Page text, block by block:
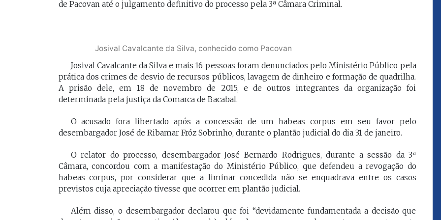
de Pacovan até o julgamento definitivo do processo pela 3ª Câmara Criminal.
Josival Cavalcante da Silva, conhecido como Pacovan
Josival Cavalcante da Silva e mais 16 pessoas foram denunciados pelo Ministério Público pela
prática dos crimes de desvio de recursos públicos, lavagem de dinheiro e formação de quadrilha.
A prisão dele, em 18 de novembro de 2015, e de outros integrantes da organização foi
determinada pela justiça da Comarca de Bacabal.
O acusado fora libertado após a concessão de um habeas corpus em seu favor pelo
desembargador José de Ribamar Fróz Sobrinho, durante o plantão judicial do dia 31 de janeiro.
O relator do processo, desembargador José Bernardo Rodrigues, durante a sessão da 3ª
Câmara, concordou com a manifestação do Ministério Público, que defendeu a revogação do
habeas corpus, por considerar que a liminar concedida não se enquadrava entre os casos
previstos cuja apreciação tivesse que ocorrer em plantão judicial.
Além disso, o desembargador declarou que foi “devidamente fundamentada a decisão que
porque nós temos
FELIPE CAMARÃO
Procurador federal de
carreira e professor da
UFMA, foi presidente do
secretários da Segep,
Secma, Segov e Seduc. É
vice-governador do
Maranhão desde 2023.
Vossa Excelência que eu estou
Desembargador
maranhense desde março
de 2007. Ocupou o cargo de
diretor da Escola Superior
biênio 2017/2018 e de
corregedor-geral da Justiça
2020/2022. Foi presidente
do Tribunal de Justiça do
Maranhão para o Biênio
2022/2024.
juízes e servidores"
Público Estadual em 1992,
onde foi Promotor de
Justiça. Como
desembargador exerceu a
biênio 2022/2024. É
presidente do TJMA no
biênio 2024/2026.